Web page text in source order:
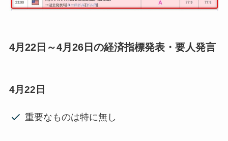
4月22日～4月26日の経済指標発表・要人発言
4月22日
重要なものは特に無し